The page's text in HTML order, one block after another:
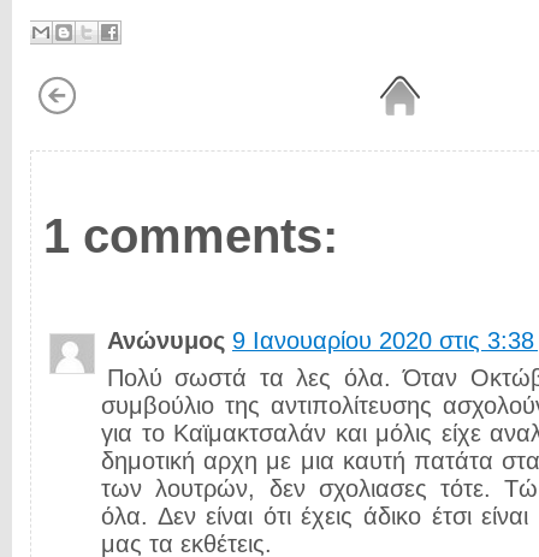
1 comments:
Ανώνυμος 9 Ιανουαρίου 2020 στις
Πολύ σωστά τα λες όλα. Όταν
συμβούλιο της αντιπολίτευσης
για το Καϊμακτσαλάν και μόλις είχε
δημοτική αρχη με μια καυτή πατάτα στα
των λουτρών, δεν σχολιασες τότε.
όλα. Δεν είναι ότι έχεις άδικο έτσι
μας τα εκθέτεις.